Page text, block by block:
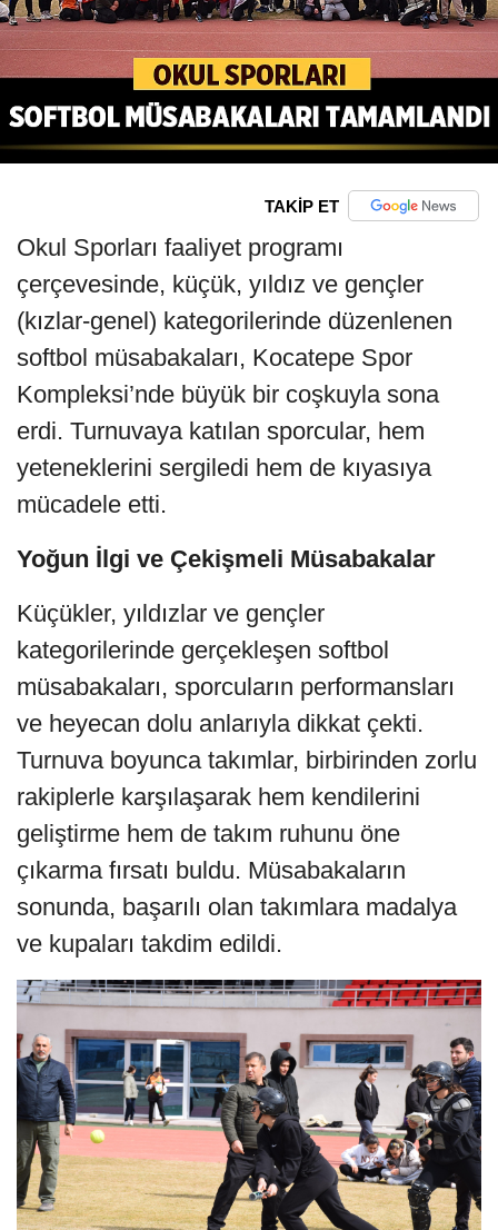
TAKİP ET
Okul Sporları faaliyet programı
çerçevesinde, küçük, yıldız ve gençler
(kızlar-genel) kategorilerinde düzenlenen
softbol müsabakaları, Kocatepe Spor
Kompleksi’nde büyük bir coşkuyla sona
erdi. Turnuvaya katılan sporcular, hem
yeteneklerini sergiledi hem de kıyasıya
mücadele etti.
Yoğun İlgi ve Çekişmeli Müsabakalar
Küçükler, yıldızlar ve gençler
kategorilerinde gerçekleşen softbol
müsabakaları, sporcuların performansları
ve heyecan dolu anlarıyla dikkat çekti.
Turnuva boyunca takımlar, birbirinden zorlu
rakiplerle karşılaşarak hem kendilerini
geliştirme hem de takım ruhunu öne
çıkarma fırsatı buldu. Müsabakaların
sonunda, başarılı olan takımlara madalya
ve kupaları takdim edildi.